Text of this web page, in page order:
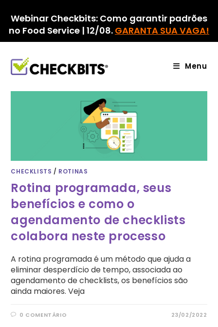
para
conteúdo
Webinar Checkbits: Como garantir padrões
no Food Service | 12/08. GARANTA SUA VAGA!
Menu
CHECKLISTS / ROTINAS
Rotina programada, seus
benefícios e como o
agendamento de checklists
colabora neste processo
A rotina programada é um método que ajuda a
eliminar desperdício de tempo, associada ao
agendamento de checklists, os benefícios são
ainda maiores. Veja
0 COMENTÁRIO 23/02/2022